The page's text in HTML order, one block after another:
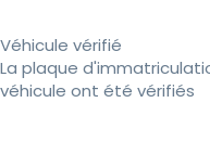
Véhicule vérifié
La plaque
véhicule ont été vérifiés